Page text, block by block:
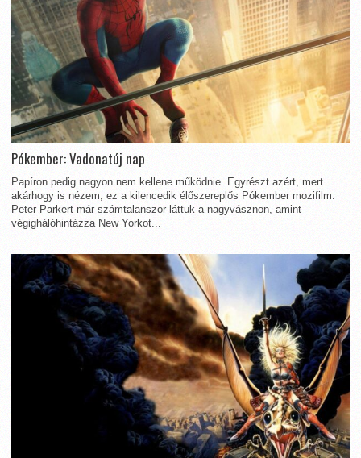
Pókember: Vadonatúj nap
Papíron pedig nagyon nem kellene működnie. Egyrészt azért, mert
akárhogy is nézem, ez a kilencedik élőszereplős Pókember mozifilm.
Peter Parkert már számtalanszor láttuk a nagyvásznon, amint
végighálóhintázza New Yorkot...